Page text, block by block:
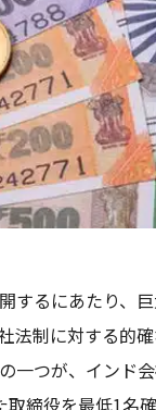
するにあたり、
法制に対する的
一つが、インド
締役を最低1名